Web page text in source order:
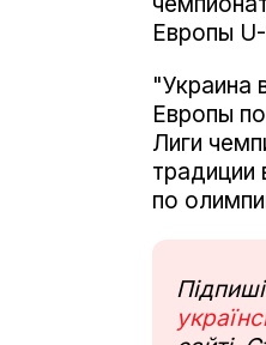
Европы
"Украина
Европы
Лиги
традиции
по